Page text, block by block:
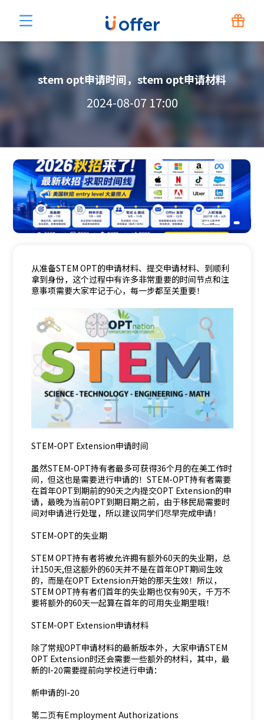
stem opt申请时间，stem opt申请材料
2024-08-07 17:00
从准备STEM OPT的申请材料、提交申请材料、到顺利
拿到身份，这个过程中有许多非常重要的时间节点和注
意事项需要大家牢记于心，每一步都至关重要！
STEM-OPT Extension申请时间
虽然STEM-OPT持有者最多可获得36个月的在美工作时
间，但这也是需要进行申请的！STEM-OPT持有者需要
在首年OPT到期前的90天之内提交OPT Extension的申
请，最晚为当前OPT到期日期之前，由于移民局需要时
间对申请进行处理，所以建议同学们尽早完成申请！
STEM-OPT的失业期
STEM OPT持有者将被允许拥有额外60天的失业期，总
计150天,但这额外的60天并不是在首年OPT期间生效
的，而是在OPT Extension开始的那天生效！所以，
STEM OPT持有者们首年的失业期也仅有90天，千万不
要将额外的60天一起算在首年的可用失业期里哦！
STEM-OPT Extension申请材料
除了常规OPT申请材料的最新版本外，大家申请STEM
OPT Extension时还会需要一些额外的材料，其中，最
新的I-20需要提前向学校进行申请：
新申请的I-20
第二页有Employment Authorizations